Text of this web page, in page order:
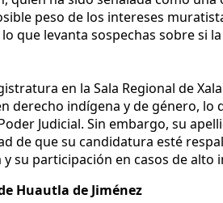
peso de los intereses
que levanta sospechas sobre
en la Sala Regional de
derecho indígena y de género,
Judicial. Sin embargo, su
de que su candidatura esté
su participación en casos de
Huautla de Jiménez